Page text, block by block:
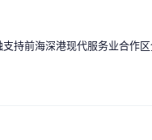
持前海深港现代服务业合作